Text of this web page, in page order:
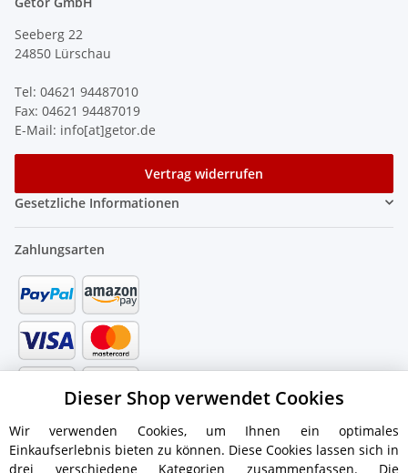
Seeberg 22
24850 Lürschau
Tel: 04621 94487010
Fax: 04621 94487019
E-Mail: info[at]getor.de
Vertrag widerrufen
Gesetzliche Informationen
Zahlungsarten
Dieser Shop verwendet Cookies
Wir verwenden Cookies, um Ihnen ein optimales
Einkaufserlebnis bieten zu können. Diese Cookies lassen sich in
drei verschiedene Kategorien zusammenfassen. Die